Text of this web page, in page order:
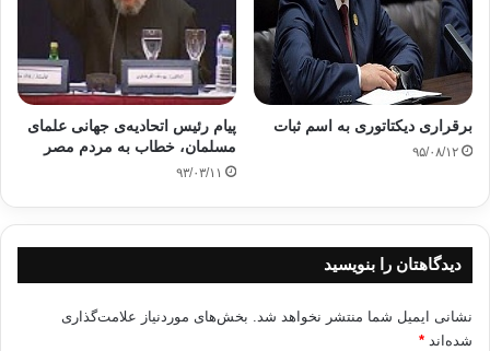
برقراری دیکتاتوری به اسم ثبات
۹۵/۰۸/۱۲
پیام رئیس اتحادیه‌ی جهانی علمای
مسلمان، خطاب به مردم مصر
۹۳/۰۳/۱۱
دیدگاهتان را بنویسید
نشانی ایمیل شما منتشر نخواهد شد. بخش‌های موردنیاز علامت‌گذاری
شده‌اند *